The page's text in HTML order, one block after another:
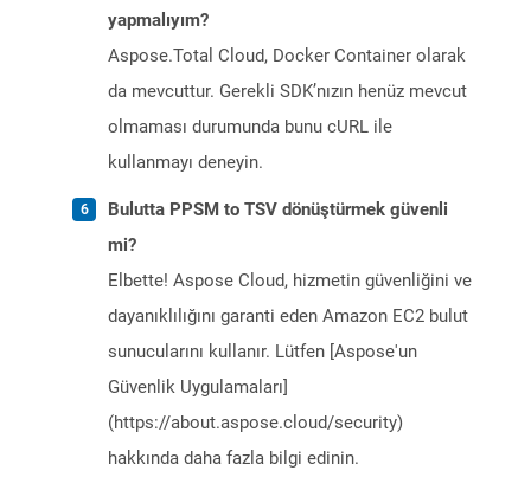
yapmalıyım?
Aspose.Total Cloud, Docker Container olarak
da mevcuttur. Gerekli SDK’nızın henüz mevcut
olmaması durumunda bunu cURL ile
kullanmayı deneyin.
Bulutta PPSM to TSV dönüştürmek güvenli
mi?
Elbette! Aspose Cloud, hizmetin güvenliğini ve
dayanıklılığını garanti eden Amazon EC2 bulut
sunucularını kullanır. Lütfen [Aspose'un
Güvenlik Uygulamaları]
(https://about.aspose.cloud/security)
hakkında daha fazla bilgi edinin.